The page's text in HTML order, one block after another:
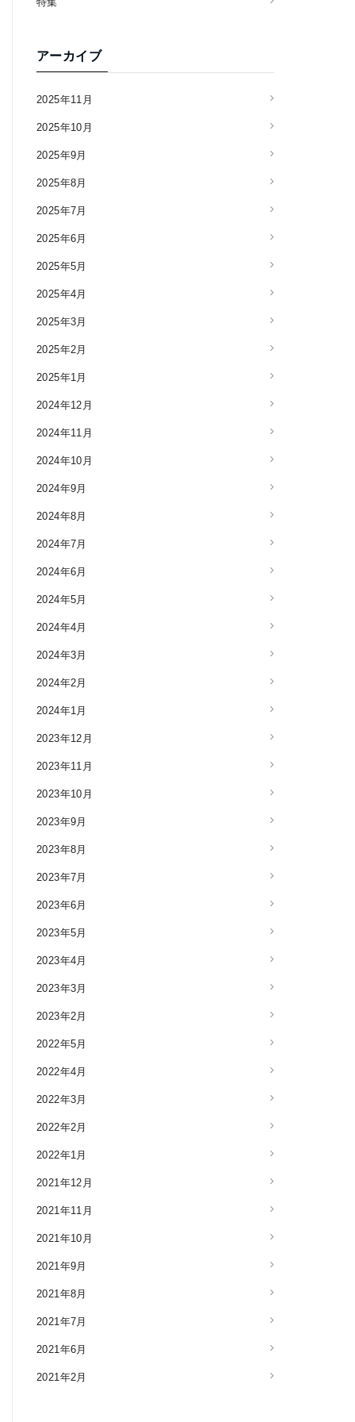
アーカイブ
2025年11月
2025年10月
2025年9月
2025年8月
2025年7月
2025年6月
2025年5月
2025年4月
2025年3月
2025年2月
2025年1月
2024年12月
2024年11月
2024年10月
2024年9月
2024年8月
2024年7月
2024年6月
2024年5月
2024年4月
2024年3月
2024年2月
2024年1月
2023年12月
2023年11月
2023年10月
2023年9月
2023年8月
2023年7月
2023年6月
2023年5月
2023年4月
2023年3月
2023年2月
2022年5月
2022年4月
2022年3月
2022年2月
2022年1月
2021年12月
2021年11月
2021年10月
2021年9月
2021年8月
2021年7月
2021年6月
2021年2月